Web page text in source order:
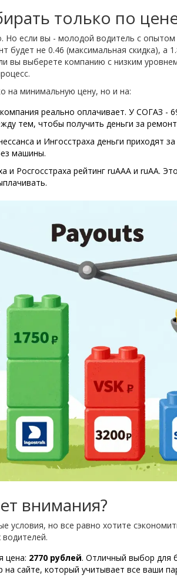
только по
Но если вы - молодой водитель с
будет не 0.46 (максимальная скидка), а
вы выберете компанию с низким
на минимальную цену, но и на:
реально оплачивает. У СОГАЗ -
тем, чтобы получить деньги за
и Ингосстраха деньги приходят
машины.
и Росгосстраха рейтинг ruAAA и ruAA.
внимания?
условия, но все равно хотите
цена: 2770 рублей. Отличный выбор для
на сайте, который учитывает все ваши